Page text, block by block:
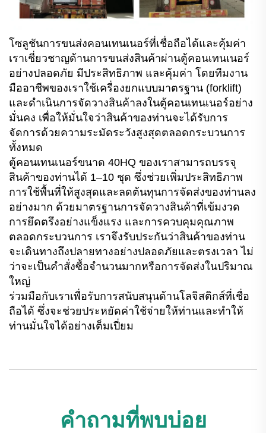
โซลูชันการขนส่งคอนเทนเนอร์ที่เชื่อถือได้และคุ้มค่า
เราเชี่ยวชาญด้านการขนส่งสินค้าผ่านตู้คอนเทนเนอร์
อย่างปลอดภัย มีประสิทธิภาพ และคุ้มค่า โดยทีมงาน
มืออาชีพของเราใช้เครื่องยกแบบมาตรฐาน (forklift)
และดำเนินการจัดวางสินค้าลงในตู้คอนเทนเนอร์อย่าง
มั่นคง เพื่อให้มั่นใจว่าสินค้าของท่านจะได้รับการ
จัดการด้วยความระมัดระวังสูงสุดตลอดกระบวนการ
ทั้งหมด
ตู้คอนเทนเนอร์ขนาด 40HQ ของเราสามารถบรรจุ
สินค้าของท่านได้ 1–10 ชุด ซึ่งช่วยเพิ่มประสิทธิภาพ
การใช้พื้นที่ให้สูงสุดและลดต้นทุนการจัดส่งของท่านลง
อย่างมาก ด้วยมาตรฐานการจัดวางสินค้าที่เข้มงวด
การยึดตรึงอย่างแข็งแรง และการควบคุมคุณภาพ
ตลอดกระบวนการ เราจึงรับประกันว่าสินค้าของท่าน
จะเดินทางถึงปลายทางอย่างปลอดภัยและตรงเวลา ไม่
ว่าจะเป็นคำสั่งซื้อจำนวนมากหรือการจัดส่งในปริมาณ
ใหญ่
ร่วมมือกับเราเพื่อรับการสนับสนุนด้านโลจิสติกส์ที่เชื่อ
ถือได้ ซึ่งจะช่วยประหยัดค่าใช้จ่ายให้ท่านและทำให้
ท่านมั่นใจได้อย่างเต็มเปี่ยม
คำถามที่พบบ่อย